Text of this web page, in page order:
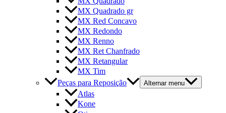
MX Quadrado gr
MX Red Concavo
MX Redondo
MX Renno
MX Ret Chanfrado
MX Retangular
MX Tim
Peças para Reposição
Alternar menu
Atlas
Kone